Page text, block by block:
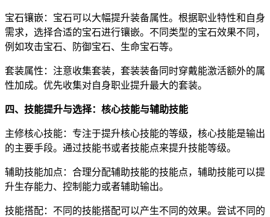
宝石镶嵌：宝石可以大幅提升装备属性。根据职业特性和自身
需求，选择合适的宝石进行镶嵌。不同类型的宝石效果不同，
例如攻击宝石、防御宝石、生命宝石等。
套装属性：注意收集套装，套装装备同时穿戴能激活额外的属
性加成。优先收集对自身职业提升最大的套装。
四、技能提升与选择：核心技能与辅助技能
主修核心技能：专注于提升核心技能的等级，核心技能是输出
的主要手段。通过技能书或者技能点来提升技能等级。
辅助技能加点：合理分配辅助技能的技能点，辅助技能可以提
升生存能力、控制能力或者辅助输出。
技能搭配：不同的技能搭配可以产生不同的效果。尝试不同的